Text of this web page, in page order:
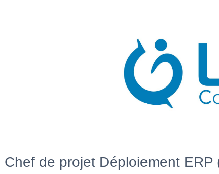
Chef de projet Déploiement ERP